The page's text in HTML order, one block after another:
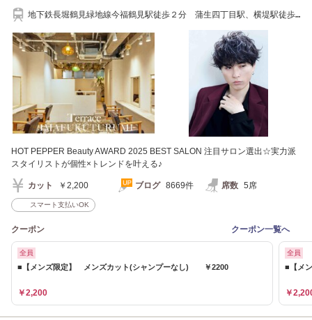
地下鉄長堀鶴見緑地線今福鶴見駅徒歩２分 蒲生四丁目駅、横堤駅徒歩
HOT PEPPER Beauty AWARD 2025 BEST SALON 注目サロン選出☆実力派
スタイリストが個性×トレンドを叶える♪
カット ￥2,200 ブログ 8669件 席数 5席
スマート支払いOK
クーポン クーポン一覧へ
全員
■【メンズ限定】 メンズカット(シャンプーなし) ￥2200
￥2,200
全員
■【メ
￥